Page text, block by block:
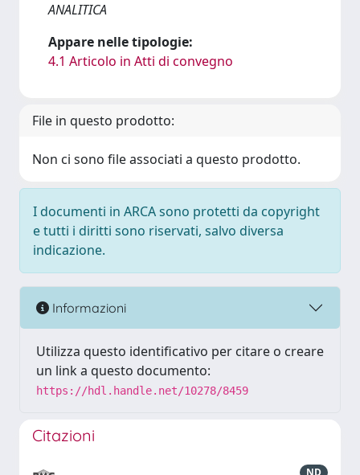
ANALITICA
Appare nelle tipologie:
4.1 Articolo in Atti di convegno
File in questo prodotto:
Non ci sono file associati a questo prodotto.
I documenti in ARCA sono protetti da copyright
e tutti i diritti sono riservati, salvo diversa
indicazione.
Informazioni
Utilizza questo identificativo per citare o creare
un link a questo documento:
https://hdl.handle.net/10278/8459
Citazioni